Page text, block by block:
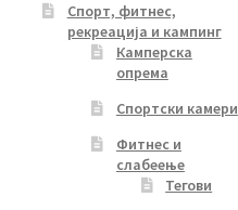
Спорт, фитнес,
рекреација и кампинг
Камперска
опрема
Спортски камери
Фитнес и
слабеење
Тегови